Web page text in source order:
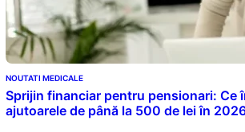
NOUTATI MEDICALE
Sprijin financiar pentru pensionari: Ce
ajutoarele de până la 500 de lei în